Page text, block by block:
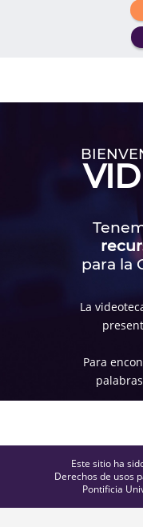
para la
La
Para
Este sitio ha
Derechos de usos
Pontificia